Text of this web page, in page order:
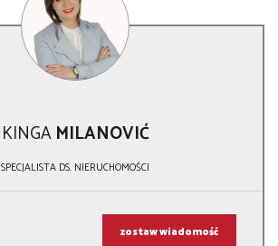
KINGAMILANOVIĆ
SPECJALISTA DS. NIERUCHOMOŚCI
zostaw wiadomość